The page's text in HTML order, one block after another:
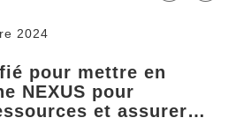
2024
pour mettre en
NEXUS pour
et assurer…